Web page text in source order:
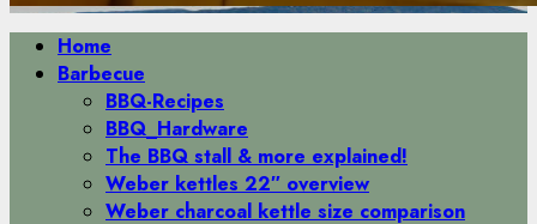
Primäres
Menü
Home
Barbecue
BBQ-Recipes
BBQ_Hardware
The BBQ stall & more explained!
Weber kettles 22″ overview
Weber charcoal kettle size comparison